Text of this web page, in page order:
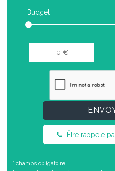
Budget
Être rappelé
* champs obligatoire